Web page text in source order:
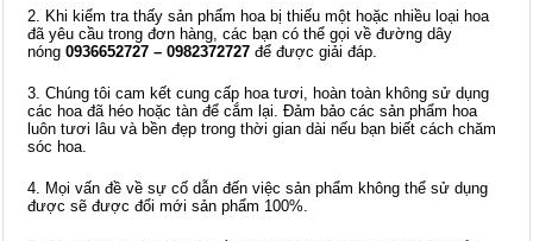
2. Khi kiểm tra thấy sản phẩm hoa bị thiếu một hoặc nhiều loại hoa
đã yêu cầu trong đơn hàng, các bạn có thể gọi về đường dây
nóng 0936652727 – 0982372727 để được giải đáp.
3. Chúng tôi cam kết cung cấp hoa tươi, hoàn toàn không sử dụng
các hoa đã héo hoặc tàn để cắm lại. Đảm bảo các sản phẩm hoa
luôn tươi lâu và bền đẹp trong thời gian dài nếu bạn biết cách chăm
sóc hoa.
4. Mọi vấn đề về sự cố dẫn đến việc sản phẩm không thể sử dụng
được sẽ được đổi mới sản phẩm 100%.